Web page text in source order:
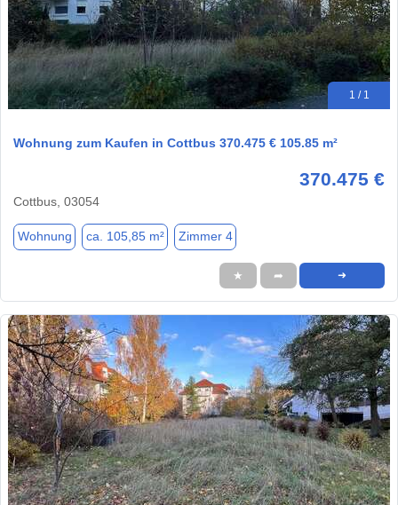
1 / 1
Wohnung zum Kaufen in Cottbus 370.475 € 105.85 m²
370.475 €
Cottbus, 03054
Wohnung ca. 105,85 m² Zimmer 4
★ ➦ ➜